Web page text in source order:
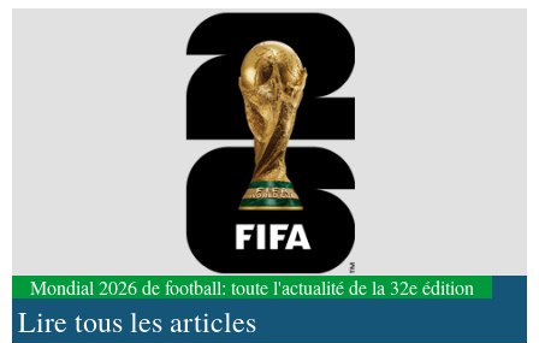
Mondial 2026 de football: toute l'actualité de la 32e édition
Lire tous les articles